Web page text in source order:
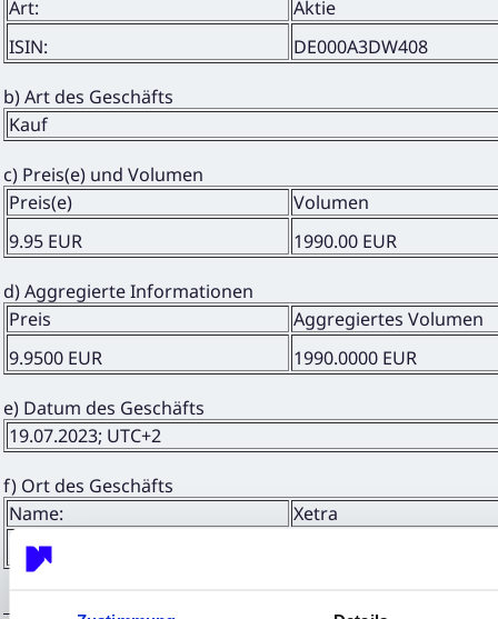
Art:
Aktie
ISIN:
DE000A3DW408
b) Art des Geschäfts
Kauf
c) Preis(e) und Volumen
Preis(e)
Volumen
9.95 EUR
1990.00 EUR
d) Aggregierte Informationen
Preis
Aggregiertes Volumen
9.9500 EUR
1990.0000 EUR
e) Datum des Geschäfts
19.07.2023; UTC+2
f) Ort des Geschäfts
Name:
Xetra
MIC: